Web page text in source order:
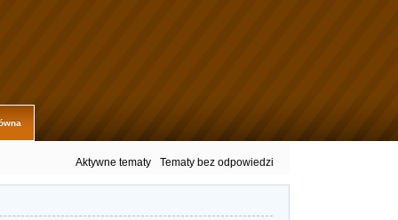
Aktywne tematy Tematy bez odpowiedzi